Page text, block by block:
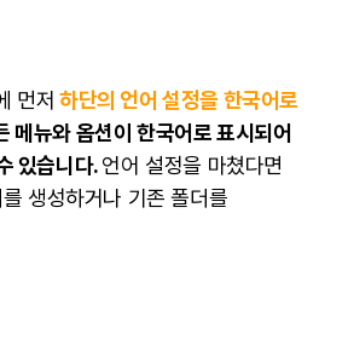
먼저 하단의 언어 설정을 한국어로
메뉴와 옵션이 한국어로 표시되어
있습니다.언어 설정을 마쳤다면
생성하거나 기존 폴더를